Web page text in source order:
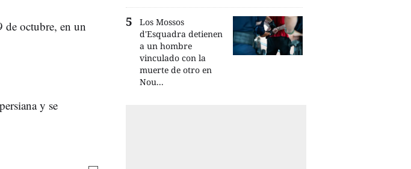
de octubre, en un
y se
Los Mossos
d'Esquadra detienen
a un hombre
vinculado con la
muerte de otro en
Nou...